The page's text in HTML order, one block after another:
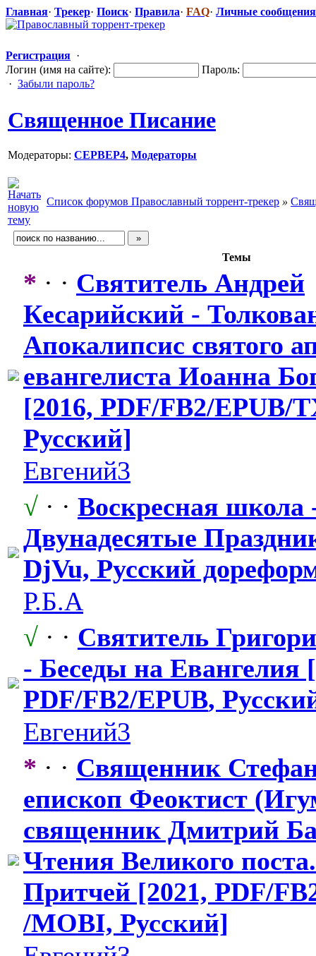
Главная· Трекер· Поиск· Правила· FAQ· Личные сообщения
Регистрация ·
Логин (имя на сайте):
Пароль:
· Забыли пароль?
Священное Писание
Модераторы: CEPBEP4, Модераторы
Список форумов Православный торрент-трекер »
Темы
* · · Святитель Андрей
Кесарийский -
Апокалипсис святого
евангелиста Иоанна
[2016, PDF/FB2/EPUB​/
Русский]
Евгений3
√ · · Воскресная школа
Двунадесятые
DjVu, Русский
Р.Б.А
√ · · Святитель
- Беседы на Евангелия
PDF/FB2/EPUB​,
Евгений3
* · · Священник
епископ Феоктист
священник Дмитрий
Чтения Великого
Притчей [2021, PDF/
/MOBI, Русский]